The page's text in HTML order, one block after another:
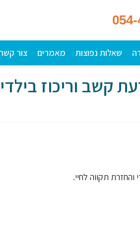
שאלות נפוצות מאמרים צור קשר
קשב וריכוז
תקווה לחיי.